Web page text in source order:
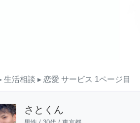
生活相談 ▸ 恋愛 サービス 1ページ目
さとくん